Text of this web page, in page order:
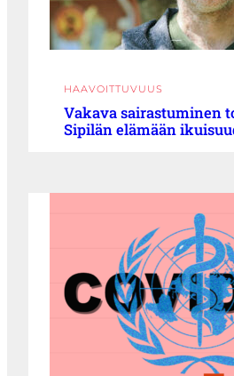
HAAVOITTUVUUS
Vakava sairastuminen
Sipilän elämään